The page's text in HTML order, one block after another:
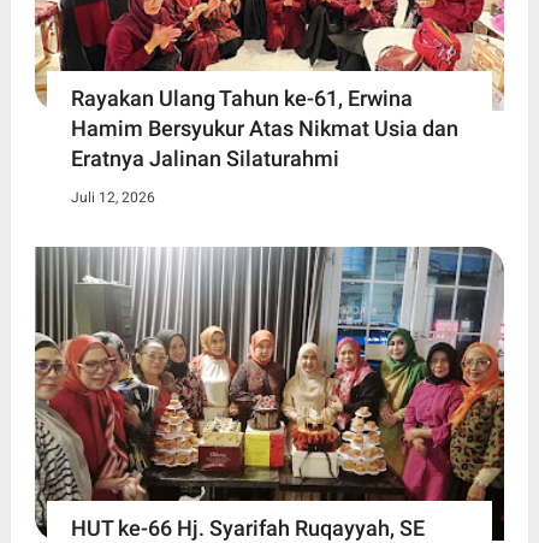
Rayakan Ulang Tahun ke-61, Erwina
Hamim Bersyukur Atas Nikmat Usia dan
Eratnya Jalinan Silaturahmi
Juli 12, 2026
HUT ke-66 Hj. Syarifah Ruqayyah, SE